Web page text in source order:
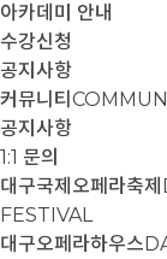
아카데미 안내
수강신청
공지사항
커뮤니티
공지사항
1:1 문의
대구국제오페라축제
FESTIVAL
대구오페라하우스